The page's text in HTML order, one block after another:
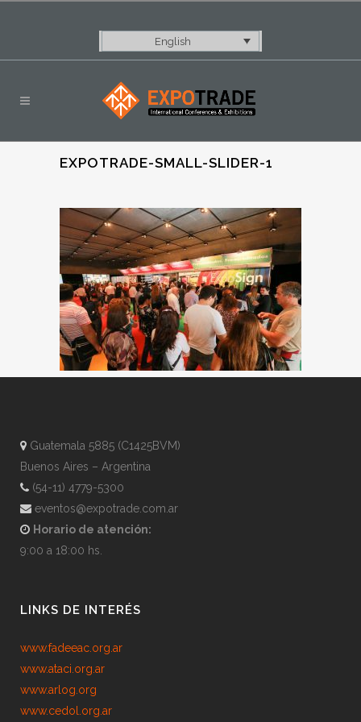
English
EXPOTRADE-SMALL-SLIDER-1
Guatemala 5885 (C1425BVM)
Buenos Aires – Argentina
(54-11) 4779-5300
eventos@expotrade.com.ar
Horario de atención:
9:00 a 18:00 hs.
LINKS DE INTERÉS
www.fadeeac.org.ar
www.ataci.org.ar
www.arlog.org
www.cedol.org.ar